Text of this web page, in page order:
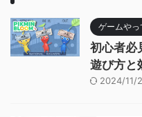
ゲームやっ
初心者
遊び方と
2024/11/